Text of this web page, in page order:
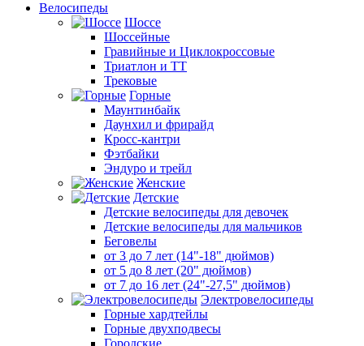
Велосипеды
Шоссе
Шоссейные
Гравийные и Циклокроссовые
Триатлон и ТТ
Трековые
Горные
Маунтинбайк
Даунхил и фрирайд
Кросс-кантри
Фэтбайки
Эндуро и трейл
Женские
Детские
Детские велосипеды для девочек
Детские велосипеды для мальчиков
Беговелы
от 3 до 7 лет (14"-18" дюймов)
от 5 до 8 лет (20" дюймов)
от 7 до 16 лет (24"-27,5" дюймов)
Электровелосипеды
Горные хардтейлы
Горные двухподвесы